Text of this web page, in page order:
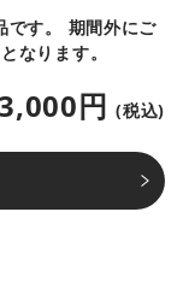
です。 期間外にご
なります。
3,000円(税込)